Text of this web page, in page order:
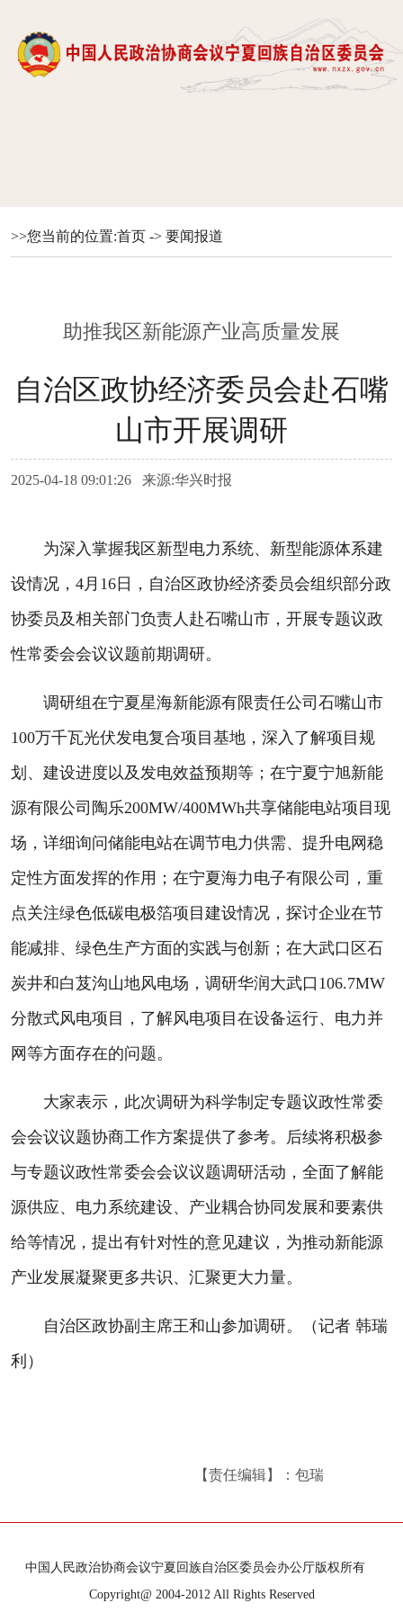
>>您当前的位置:首页 -> 要闻报道
助推我区新能源产业高质量发展
自治区政协经济委员会赴石嘴
山市开展调研
2025-04-18 09:01:26 来源:华兴时报
为深入掌握我区新型电力系统、新型能源体系建
设情况，4月16日，自治区政协经济委员会组织部分政
协委员及相关部门负责人赴石嘴山市，开展专题议政
性常委会会议议题前期调研。
调研组在宁夏星海新能源有限责任公司石嘴山市
100万千瓦光伏发电复合项目基地，深入了解项目规
划、建设进度以及发电效益预期等；在宁夏宁旭新能
源有限公司陶乐200MW/400MWh共享储能电站项目现
场，详细询问储能电站在调节电力供需、提升电网稳
定性方面发挥的作用；在宁夏海力电子有限公司，重
点关注绿色低碳电极箔项目建设情况，探讨企业在节
能减排、绿色生产方面的实践与创新；在大武口区石
炭井和白芨沟山地风电场，调研华润大武口106.7MW
分散式风电项目，了解风电项目在设备运行、电力并
网等方面存在的问题。
大家表示，此次调研为科学制定专题议政性常委
会会议议题协商工作方案提供了参考。后续将积极参
与专题议政性常委会会议议题调研活动，全面了解能
源供应、电力系统建设、产业耦合协同发展和要素供
给等情况，提出有针对性的意见建议，为推动新能源
产业发展凝聚更多共识、汇聚更大力量。
自治区政协副主席王和山参加调研。（记者 韩瑞
利）
【责任编辑】：包瑞
中国人民政治协商会议宁夏回族自治区委员会办公厅版权所有
Copyright@ 2004-2012 All Rights Reserved